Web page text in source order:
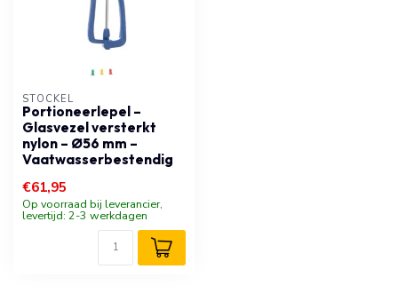
STÖCKEL
Portioneerlepel –
Glasvezel versterkt
nylon – Ø56 mm –
Vaatwasserbestendig
€61,95
Op voorraad bij leverancier,
levertijd: 2-3 werkdagen